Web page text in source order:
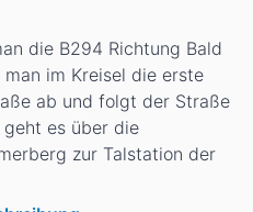
die B294 Richtung Bald
im Kreisel die erste
ab und folgt der Straße
es über die
zur Talstation der